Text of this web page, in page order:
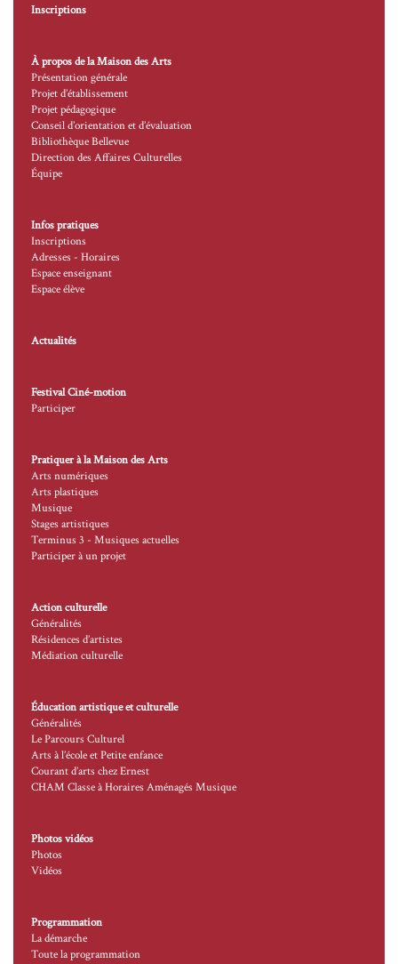
Inscriptions
À propos de la Maison des Arts
Présentation générale
Projet d’établissement
Projet pédagogique
Conseil d’orientation et d’évaluation
Bibliothèque Bellevue
Direction des Affaires Culturelles
Équipe
Infos pratiques
Inscriptions
Adresses - Horaires
Espace enseignant
Espace élève
Actualités
Festival Ciné-motion
Participer
Pratiquer à la Maison des Arts
Arts numériques
Arts plastiques
Musique
Stages artistiques
Terminus 3 - Musiques actuelles
Participer à un projet
Action culturelle
Généralités
Résidences d’artistes
Médiation culturelle
Éducation artistique et culturelle
Généralités
Le Parcours Culturel
Arts à l’école et Petite enfance
Courant d’arts chez Ernest
CHAM Classe à Horaires Aménagés Musique
Photos vidéos
Photos
Vidéos
Programmation
La démarche
Toute la programmation